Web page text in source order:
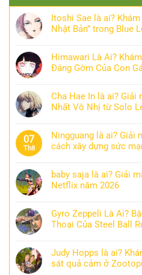
Itoshi Sae là ai?
Nhật Bản” trong Blue
Himawari Là Ai?
Đáng Gờm Của Con
Cha Hae In là ai? Giải
Nhất Vô Nhị từ Solo
07
Th8
Ningguang là ai? Giải
cách xây dựng sức
baby saja là ai? Giải
Netflix năm 2026
Gyro Zeppeli Là Ai?
Thoại Của Steel Ball
Judy Hopps là ai?
sát quả cảm ở